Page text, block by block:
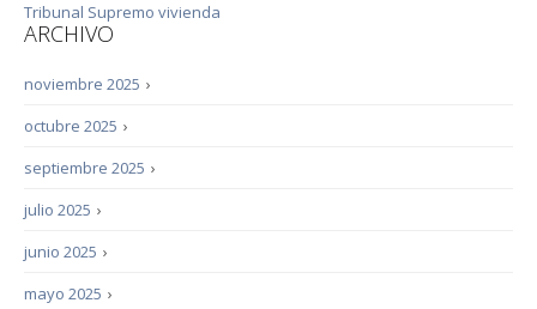
Tribunal Supremo vivienda
ARCHIVO
›
noviembre 2025
›
octubre 2025
›
septiembre 2025
›
julio 2025
›
junio 2025
›
mayo 2025